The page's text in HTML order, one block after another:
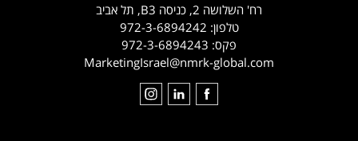
רח' השלושה 2, כניסה B3, תל אביב
טלפון: 972-3-6894242
פקס: 972-3-6894243
MarketingIsrael@nmrk-global.com